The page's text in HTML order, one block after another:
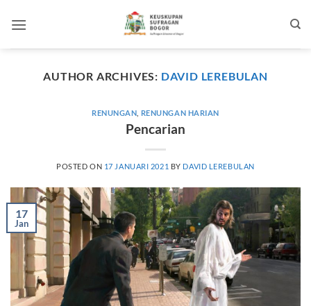
AUTHOR ARCHIVES: DAVID LEREBULAN
RENUNGAN RENUNGAN HARIAN
Pencarian
POSTED ON 17 JANUARI 2021 BY DAVID LEREBULAN
17
Jan